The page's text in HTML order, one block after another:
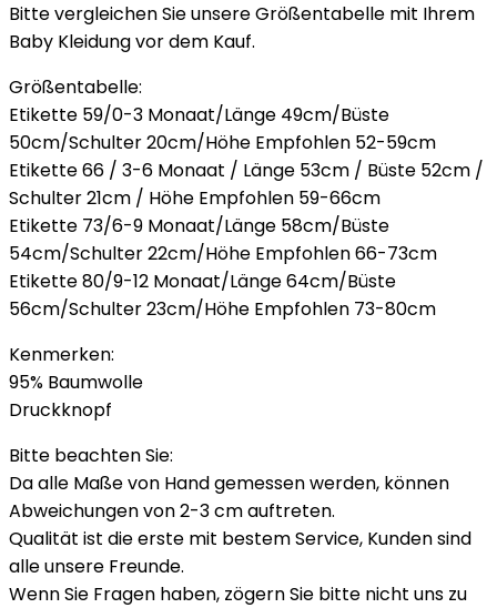
Bitte vergleichen Sie unsere Größentabelle mit Ihrem
Baby Kleidung vor dem Kauf.
Größentabelle:
Etikette 59/0-3 Monaat/Länge 49cm/Büste
50cm/Schulter 20cm/Höhe Empfohlen 52-59cm
Etikette 66 / 3-6 Monaat / Länge 53cm / Büste 52cm /
Schulter 21cm / Höhe Empfohlen 59-66cm
Etikette 73/6-9 Monaat/Länge 58cm/Büste
54cm/Schulter 22cm/Höhe Empfohlen 66-73cm
Etikette 80/9-12 Monaat/Länge 64cm/Büste
56cm/Schulter 23cm/Höhe Empfohlen 73-80cm
Kenmerken:
95% Baumwolle
Druckknopf
Bitte beachten Sie:
Da alle Maße von Hand gemessen werden, können
Abweichungen von 2-3 cm auftreten.
Qualität ist die erste mit bestem Service, Kunden sind
alle unsere Freunde.
Wenn Sie Fragen haben, zögern Sie bitte nicht uns zu